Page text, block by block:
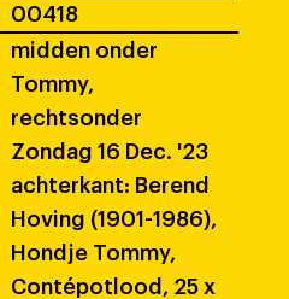
00418
midden onder
Tommy,
rechtsonder
Zondag 16 Dec. '23
achterkant: Berend
Hoving (1901-1986),
Hondje Tommy,
Contépotlood, 25 x